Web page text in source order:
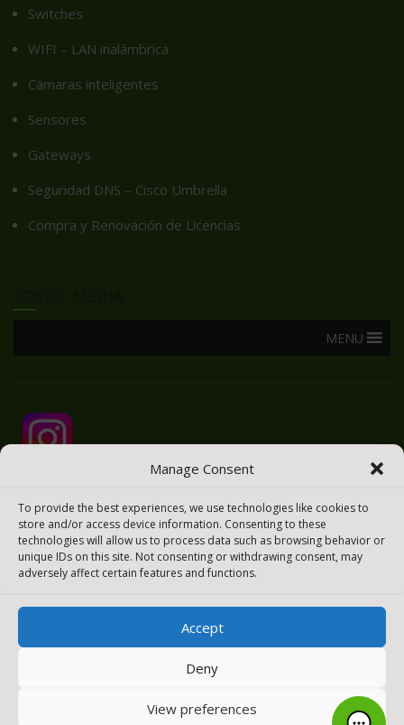
Manage Consent
To provide the best experiences, we use technologies like cookies to
store and/or access device information. Consenting to these
technologies will allow us to process data such as browsing behavior or
unique IDs on this site. Not consenting or withdrawing consent, may
adversely affect certain features and functions.
Accept
Deny
View preferences
Switches
WIFI – LAN inalámbrica
Cámaras inteligentes
Sensores
Gateways
Seguridad DNS – Cisco Umbrella
Compra y Renovación de Licencias
MENU
[payment_methods_image]